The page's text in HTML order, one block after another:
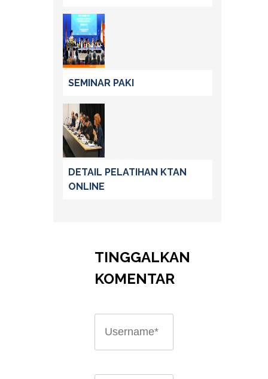
SEMINAR PAKI
DETAIL PELATIHAN KTAN
ONLINE
TINGGALKAN
KOMENTAR